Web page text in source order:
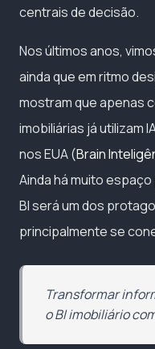
centrais de decisão.
Nos últimos anos,
ainda que em ritmo
mostram que apenas
imobiliárias já utilizam
nos EUA (Brain
Ainda há muito
BI será um dos
principalmente se
Transformar
o BI imobiliário